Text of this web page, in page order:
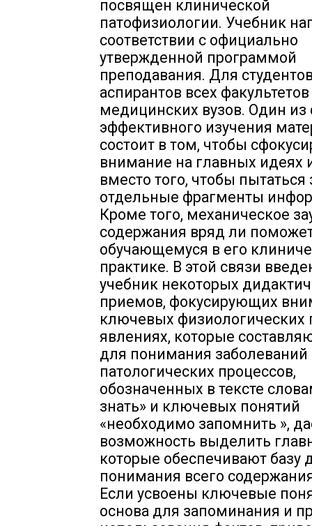
посвящен клинической
патофизиологии. Учебник
соответствии с официально
утвержденной программой
преподавания. Для
аспирантов всех факультетов
медицинских вузов. Один из
эффективного изучения
состоит в том, чтобы
внимание на главных идеях
вместо того, чтобы
отдельные фрагменты
Кроме того, механическое
содержания вряд ли
обучающемуся в его
практике. В этой связи
учебник некоторых
приемов, фокусирующих
ключевых физиологических
явлениях, которые
для понимания заболеваний
патологических процессов,
обозначенных в тексте
знать» и ключевых понятий
«необходимо запомнить »,
возможность выделить
которые обеспечивают базу
понимания всего
Если усвоены ключевые
основа для запоминания и